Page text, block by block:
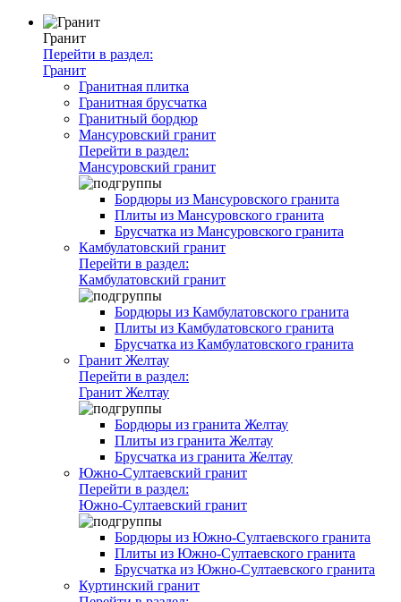
Гранит
Перейти в раздел:
Гранит
Гранитная плитка
Гранитная брусчатка
Гранитный бордюр
Мансуровский гранит
Перейти в раздел:
Мансуровский гранит
Бордюры из Мансуровского гранита
Плиты из Мансуровского гранита
Брусчатка из Мансуровского гранита
Камбулатовский гранит
Перейти в раздел:
Камбулатовский гранит
Бордюры из Камбулатовского гранита
Плиты из Камбулатовского гранита
Брусчатка из Камбулатовского гранита
Гранит Желтау
Перейти в раздел:
Гранит Желтау
Бордюры из гранита Желтау
Плиты из гранита Желтау
Брусчатка из гранита Желтау
Южно-Султаевский гранит
Перейти в раздел:
Южно-Султаевский гранит
Бордюры из Южно-Султаевского гранита
Плиты из Южно-Султаевского гранита
Брусчатка из Южно-Султаевского гранита
Куртинский гранит